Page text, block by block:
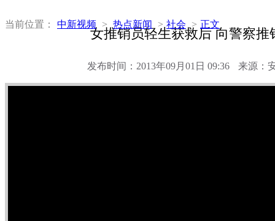
当前位置： 中新视频 > 热点新闻 > 社会 > 正文
女推销员轻生获救后 向警察推
发布时间：2013年09月01日 09:36 来源：